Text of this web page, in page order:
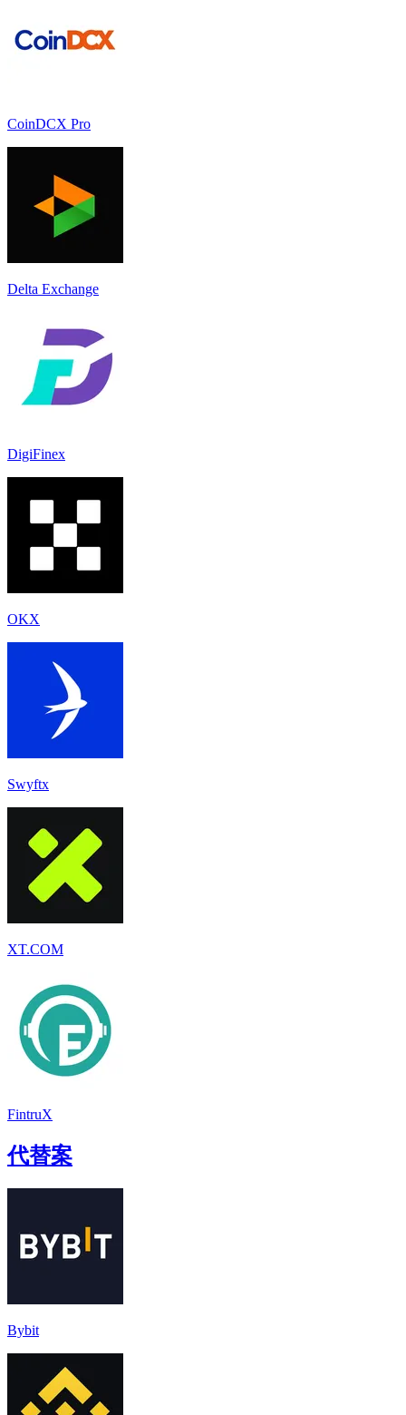
CoinDCX Pro
Delta Exchange
DigiFinex
OKX
Swyftx
XT.COM
FintruX
代替案
Bybit